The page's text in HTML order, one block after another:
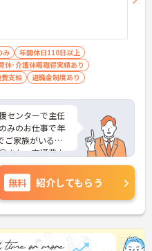
み
年間休日110日以上
休･介護休暇取得実績あり
支給 退職金制度あり
センターで主任
みのお仕事で年
ご家族がいる方
また、交通費支
手当に加え、昇
なたの頑張り
興味のある方は
お気軽にご相談
無料 紹介してもらう